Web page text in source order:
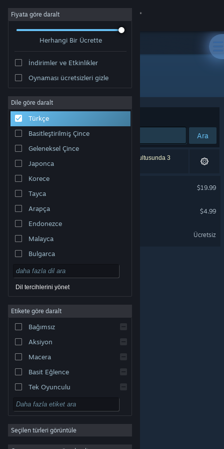
Giriş yap
Hakkında
Destek
Dili değiştir
Steam mobil uygulamasını yükle
Masaüstü internet sitesini görüntüle
© Valve Corporation. Tüm hakları saklıdır. Tüm ticari
markalar, ABD ve diğer ülkelerde ilgili sahiplerinin
mülkiyetindedir.Gizlilik Politikası|Yasal Bilgi|
Erişilebilirlik|Steam Abonelik Sözleşmesi
Çerezler
Fiyata göre daralt
Herhangi Bir Ücrette
İndirimler ve Etkinlikler
Oynaması ücretsizleri gizle
Dile göre daralt
Türkçe
Basitleştirilmiş Çince
Geleneksel Çince
Japonca
Korece
Tayca
Arapça
Endonezce
Malayca
Bulgarca
Çekçe
Danca
Almanca
İngilizce
Kastilya İspanyolcası
Latin Amerika İspanyolcası
Dil tercihlerini yönet
Etikete göre daralt
Bağımsız
Aksiyon
Macera
Basit Eğlence
Tek Oyunculu
Simülasyon
RYO
Strateji
2D
Seçilen türleri görüntüle
Geliştirici: Among Giants
Sırala Uygunluk
Ara
3 sonuç aramanızla eşleşiyor. Tercihleriniz doğrultusunda 3
ürün dâhil edilmedi.
$19.99
$4.99
Ücretsiz